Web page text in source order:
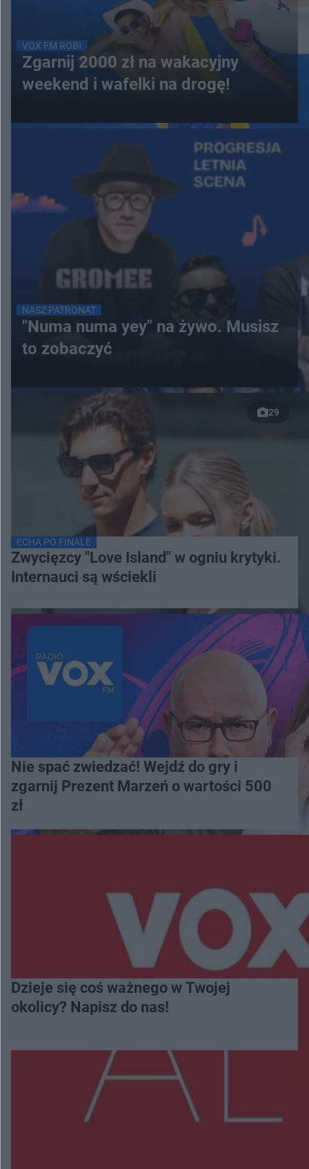
VOX FM ROBI
Zgarnij 2000 zł na wakacyjny
weekend i wafelki na drogę!
NASZ PATRONAT
"Numa numa yey" na żywo. Musisz
to zobaczyć
29
ECHA PO FINALE
Zwycięzcy "Love Island" w ogniu krytyki.
Internauci są wściekli
Nie spać zwiedzać! Wejdź do gry i
zgarnij Prezent Marzeń o wartości 500
zł
Dzieje się coś ważnego w Twojej
okolicy? Napisz do nas!
Więcej